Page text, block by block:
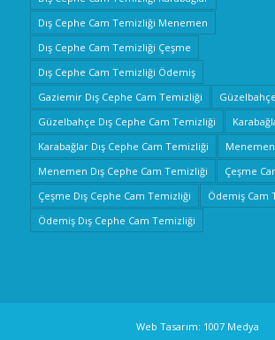
Dış Cephe Cam Temizliği Menemen
Dış Cephe Cam Temizliği Çeşme
Dış Cephe Cam Temizliği Ödemiş
Gaziemir Dış Cephe Cam Temizliği
Güzelbahçe Dış Cephe Cam Temizliği
Karabağlar Dış Cephe Cam Temizliği
Menemen Dış Cephe Cam Temizliği
Çeşme
Çeşme Dış Cephe Cam Temizliği
Ödemiş Cam
Ödemiş Dış Cephe Cam Temizliği
Web Tasarım: 1007 Medya